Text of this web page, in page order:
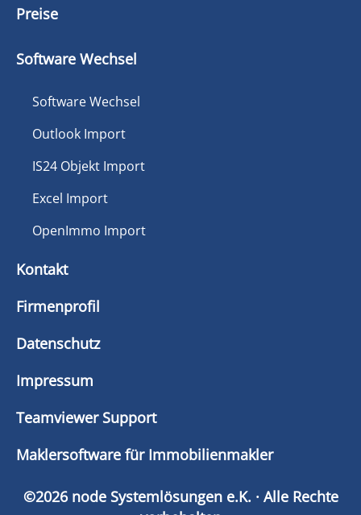
Preise
Software Wechsel
Software Wechsel
Outlook Import
IS24 Objekt Import
Excel Import
OpenImmo Import
Kontakt
Firmenprofil
Datenschutz
Impressum
Teamviewer Support
Maklersoftware für Immobilienmakler
©2026 node Systemlösungen e.K. · Alle Rechte